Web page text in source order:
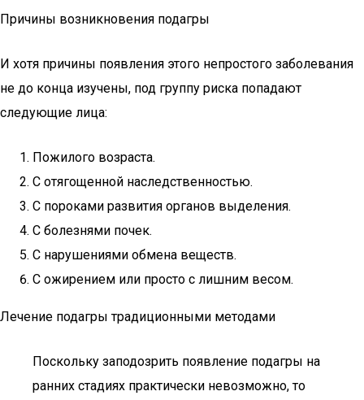
Причины возникновения подагры
И хотя причины появления этого непростого заболевания
не до конца изучены, под группу риска попадают
следующие лица:
Пожилого возраста.
С отягощенной наследственностью.
С пороками развития органов выделения.
С болезнями почек.
С нарушениями обмена веществ.
С ожирением или просто с лишним весом.
Лечение подагры традиционными методами
Поскольку заподозрить появление подагры на
ранних стадиях практически невозможно, то